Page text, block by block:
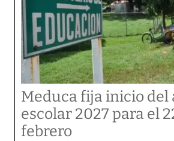
Meduca fija inicio del
escolar 2027 para el
febrero